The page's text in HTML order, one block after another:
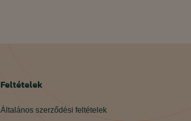
Feltételek
Általános szerződési feltételek